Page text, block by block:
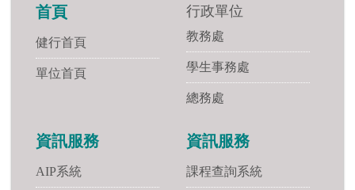
首頁
健行首頁
單位首頁
行政單位
教務處
學生事務處
總務處
資訊服務
AIP系統
資訊服務
課程查詢系統